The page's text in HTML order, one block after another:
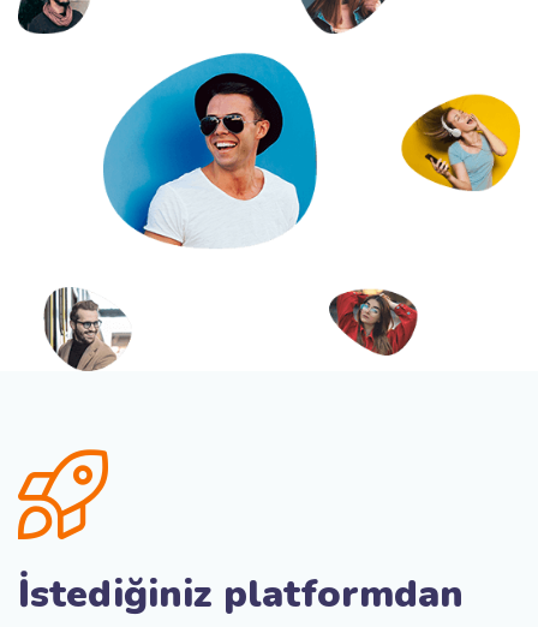
İstediğiniz platformdan